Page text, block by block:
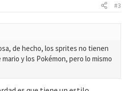
#3
de hecho, los sprites no tienen
y los Pokémon, pero lo mismo